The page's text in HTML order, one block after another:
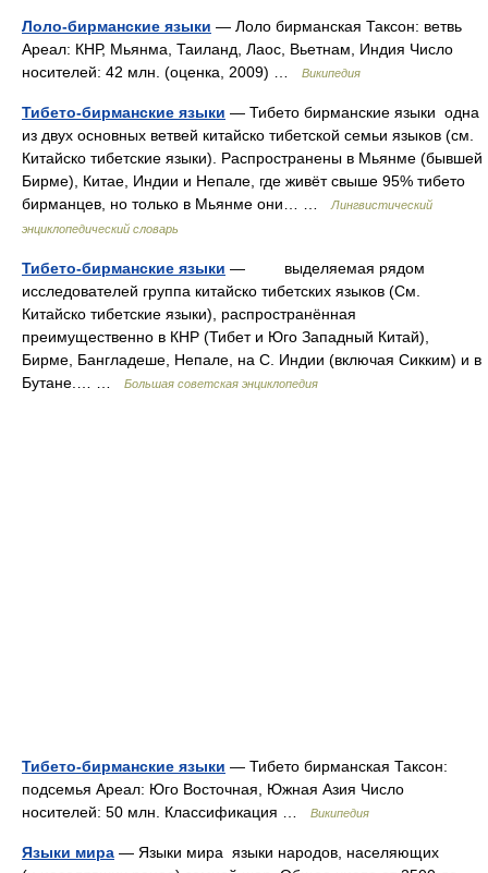
Лоло-бирманские языки — Лоло бирманская Таксон: ветвь
Ареал: КНР, Мьянма, Таиланд, Лаос, Вьетнам, Индия Число
носителей: 42 млн. (оценка, 2009) …
Википедия
Тибето-бирманские языки — Тибето бирманские языки одна
из двух основных ветвей китайско тибетской семьи языков (см.
Китайско тибетские языки). Распространены в Мьянме (бывшей
Бирме), Китае, Индии и Непале, где живёт свыше 95% тибето
бирманцев, но только в Мьянме они… …
Лингвистический
энциклопедический словарь
Тибето-бирманские языки — выделяемая рядом
исследователей группа китайско тибетских языков (См.
Китайско тибетские языки), распространённая
преимущественно в КНР (Тибет и Юго Западный Китай),
Бирме, Бангладеше, Непале, на С. Индии (включая Сикким) и в
Бутане.… …
Большая советская энциклопедия
Тибето-бирманские языки — Тибето бирманская Таксон:
подсемья Ареал: Юго Восточная, Южная Азия Число
носителей: 50 млн. Классификация …
Википедия
Языки мира — Языки мира языки народов, населяющих